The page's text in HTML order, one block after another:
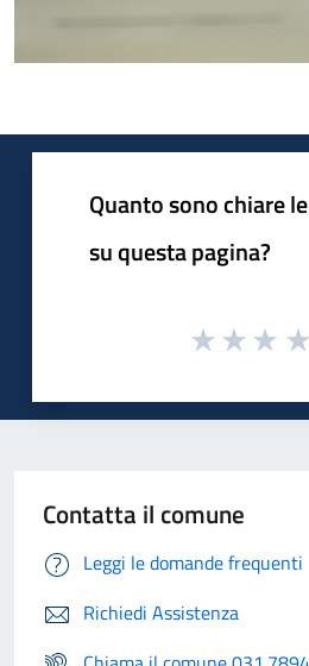
Quanto sono chiare
su questa pagina?
Contatta il comune
Leggi le domande frequenti
Richiedi Assistenza